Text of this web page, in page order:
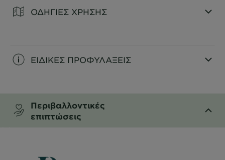
ΟΔΗΓΙΕΣ ΧΡΗΣΗΣ
ΕΙΔΙΚΕΣ ΠΡΟΦΥΛΑΞΕΙΣ
Περιβαλλοντικές
επιπτώσεις